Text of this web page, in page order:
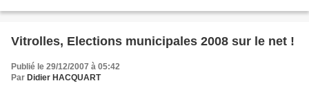
Vitrolles, Elections municipales 2008 sur le net !
Publié le 29/12/2007 à 05:42
Par Didier HACQUART